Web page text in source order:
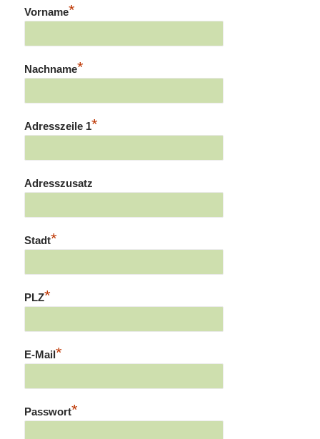
Vorname*
Nachname*
Adresszeile 1*
Adresszusatz
Stadt*
PLZ*
E-Mail *
Passwort*